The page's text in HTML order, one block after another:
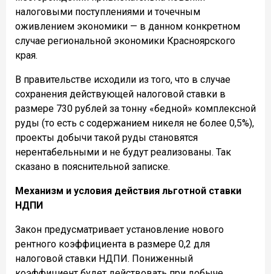
налоговыми поступлениями и точечным
оживлением экономики — в данном конкретном
случае региональной экономики Красноярского
края.
В правительстве исходили из того, что в случае
сохранения действующей налоговой ставки в
размере 730 рублей за тонну «бедной» комплексной
руды (то есть с содержанием никеля не более 0,5%),
проекты добычи такой руды становятся
нерентабельными и не будут реализованы. Так
сказано в пояснительной записке.
Механизм и условия действия льготной ставки
НДПИ
Закон предусматривает установление нового
рентного коэффициента в размере 0,2 для
налоговой ставки НДПИ. Пониженный